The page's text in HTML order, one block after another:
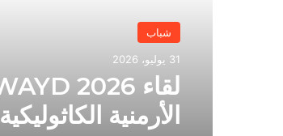
شباب
31 يوليو، 2026
الأرمنية الكاثوليكية